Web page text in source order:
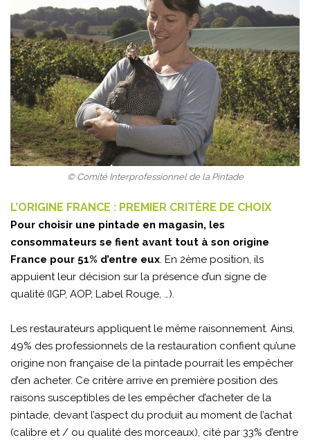
© Comité Interprofessionnel de la Pintade
L’ORIGINE FRANCE : PREMIER CRITÈRE DE CHOIX
Pour choisir une pintade en magasin, les
consommateurs se fient avant tout à son origine
France pour 51% d’entre eux. En 2ème position, ils
appuient leur décision sur la présence d’un signe de
qualité (IGP, AOP, Label Rouge, …).
Les restaurateurs appliquent le même raisonnement. Ainsi,
49% des professionnels de la restauration confient qu’une
origine non française de la pintade pourrait les empêcher
d’en acheter. Ce critère arrive en première position des
raisons susceptibles de les empêcher d’acheter de la
pintade, devant l’aspect du produit au moment de l’achat
(calibre et / ou qualité des morceaux), cité par 33% d’entre